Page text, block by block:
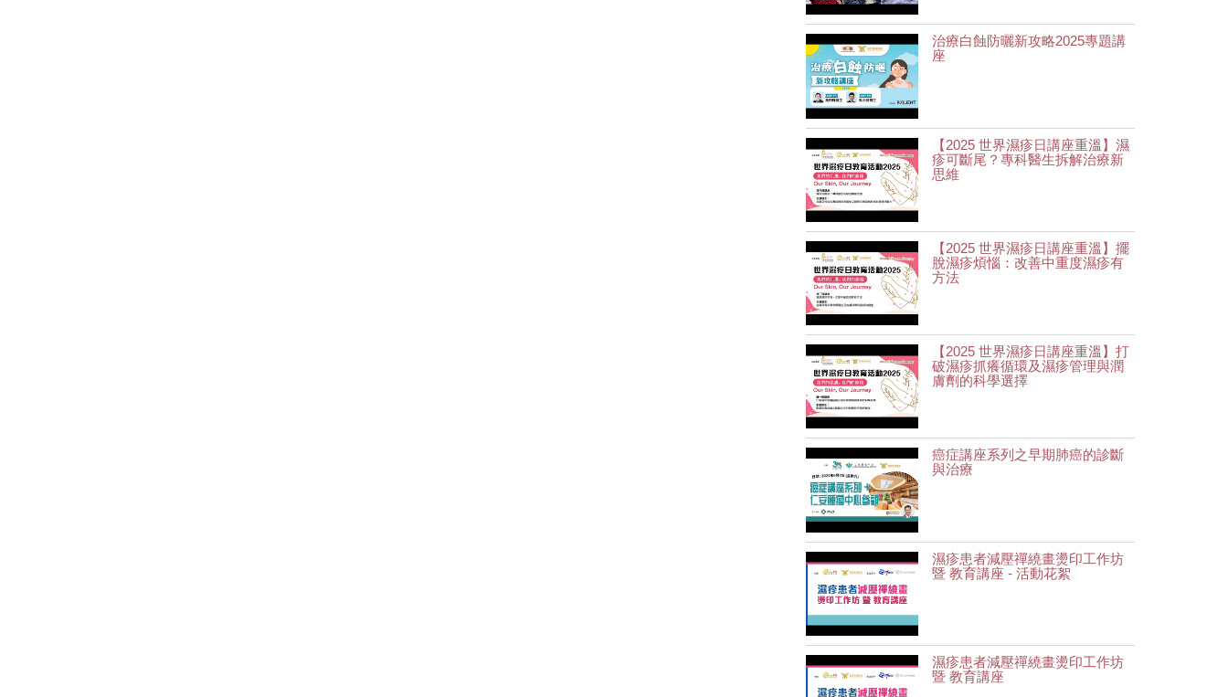
治療白蝕防曬新攻略2025專題講
座
【2025 世界濕疹日講座重溫】濕
疹可斷尾？專科醫生拆解治療新
思維
【2025 世界濕疹日講座重溫】擺
脫濕疹煩惱：改善中重度濕疹有
方法
【2025 世界濕疹日講座重溫】打
破濕疹抓癢循環及濕疹管理與潤
膚劑的科學選擇
癌症講座系列之早期肺癌的診斷
與治療
濕疹患者減壓禪繞畫燙印工作坊
暨 教育講座 - 活動花絮
濕疹患者減壓禪繞畫燙印工作坊
暨 教育講座